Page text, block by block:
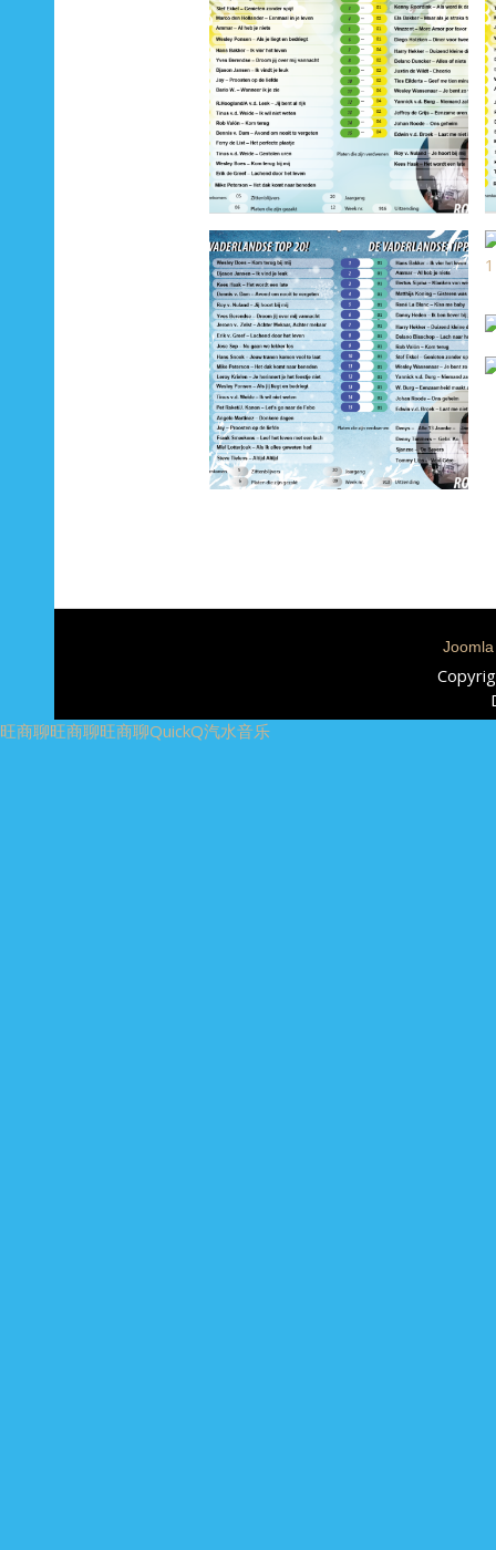
旺商聊旺商聊旺商聊QuickQ汽水音乐